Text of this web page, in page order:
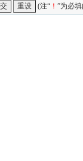
(注“ ！ ”为必